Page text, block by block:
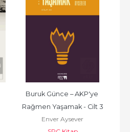
Buruk Günce – AKP'ye
Rağmen Yaşamak - Cilt 3
Enver Aysever